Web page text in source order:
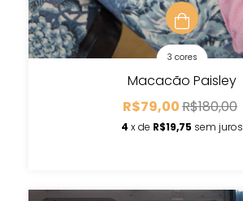
3 cores
Macacão Paisley
R$79,00R$180,00
4 x de R$19,75 sem juros